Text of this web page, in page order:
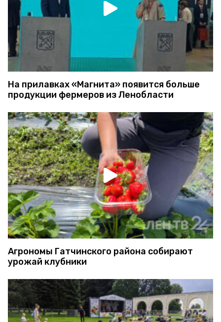
На прилавках «Магнита» появится больше
продукции фермеров из Ленобласти
Агрономы Гатчинского района собирают
урожай клубники